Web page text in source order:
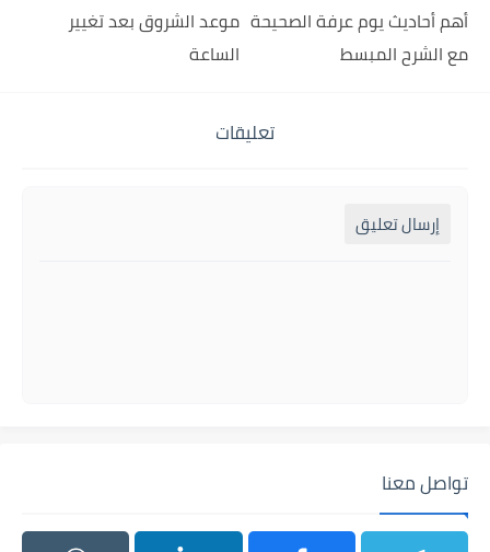
أهم أحاديث يوم عرفة الصحيحة
مع الشرح المبسط
موعد الشروق بعد تغيير
الساعة
تعليقات
إرسال تعليق
تواصل معنا